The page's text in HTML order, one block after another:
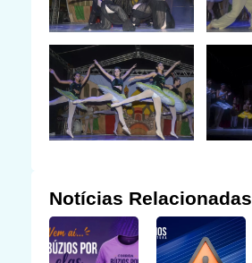
Notícias Relacionadas